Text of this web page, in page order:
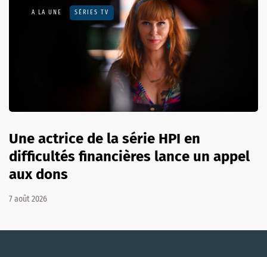
A LA UNE SÉRIES TV
Une actrice de la série HPI en
difficultés financières lance un appel
aux dons
7 août 2026